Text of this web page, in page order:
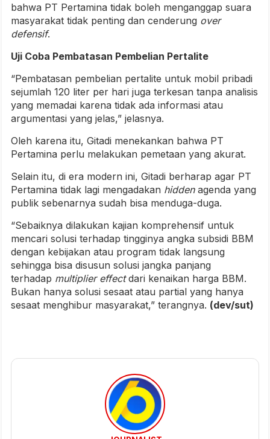
bahwa PT Pertamina tidak boleh menganggap suara
masyarakat tidak penting dan cenderung over
defensif.
Uji Coba Pembatasan Pembelian Pertalite
“Pembatasan pembelian pertalite untuk mobil pribadi
sejumlah 120 liter per hari juga terkesan tanpa analisis
yang memadai karena tidak ada informasi atau
argumentasi yang jelas,” jelasnya.
Oleh karena itu, Gitadi menekankan bahwa PT
Pertamina perlu melakukan pemetaan yang akurat.
Selain itu, di era modern ini, Gitadi berharap agar PT
Pertamina tidak lagi mengadakan hidden agenda yang
publik sebenarnya sudah bisa menduga-duga.
“Sebaiknya dilakukan kajian komprehensif untuk
mencari solusi terhadap tingginya angka subsidi BBM
dengan kebijakan atau program tidak langsung
sehingga bisa disusun solusi jangka panjang
terhadap multiplier effectdari kenaikan harga BBM.
Bukan hanya solusi sesaat atau partial yang hanya
sesaat menghibur masyarakat,” terangnya. (dev/sut)